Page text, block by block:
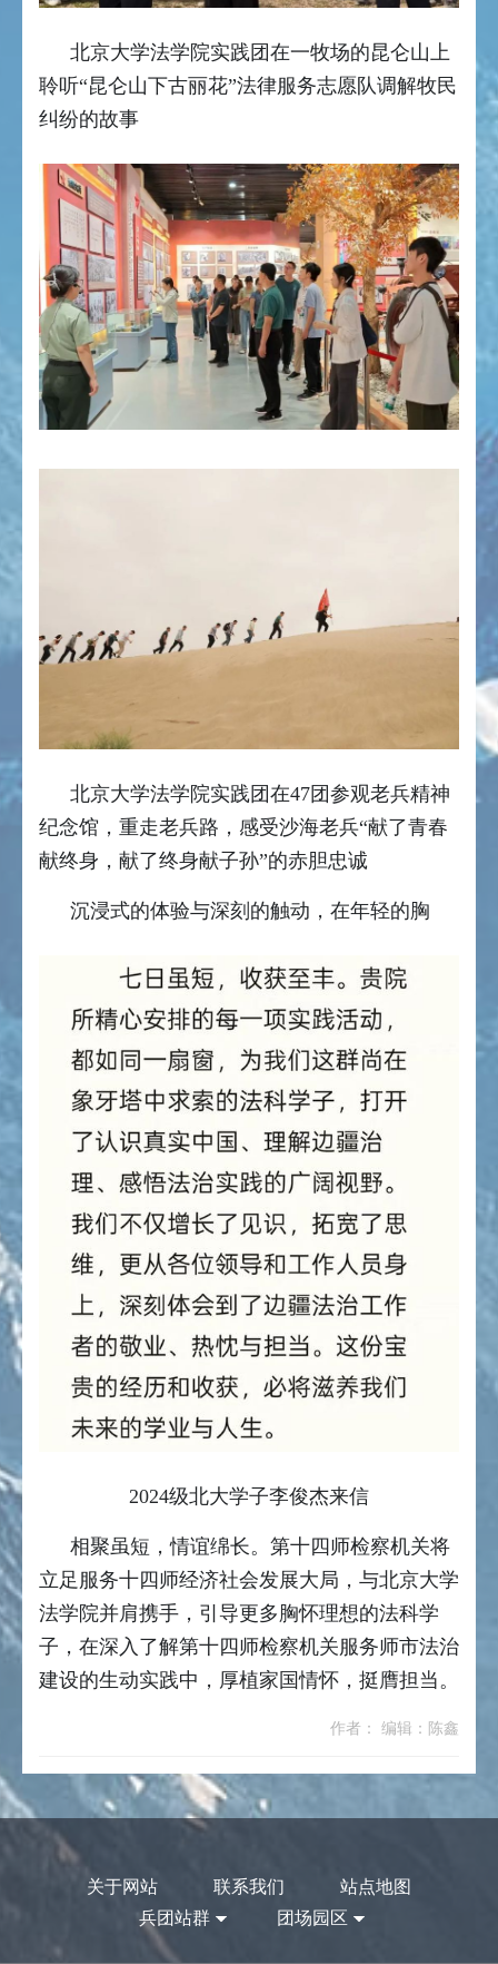
北京大学法学院实践团在一牧场的昆仑山上
聆听“昆仑山下古丽花”法律服务志愿队调解牧民
纠纷的故事
北京大学法学院实践团在47团参观老兵精神
纪念馆，重走老兵路，感受沙海老兵“献了青春
献终身，献了终身献子孙”的赤胆忠诚
沉浸式的体验与深刻的触动，在年轻的胸
2024级北大学子李俊杰来信
相聚虽短，情谊绵长。第十四师检察机关将
立足服务十四师经济社会发展大局，与北京大学
法学院并肩携手，引导更多胸怀理想的法科学
子，在深入了解第十四师检察机关服务师市法治
建设的生动实践中，厚植家国情怀，挺膺担当。
作者： 编辑：陈鑫
关于网站 联系我们
站点地图
兵团站群
团场园区